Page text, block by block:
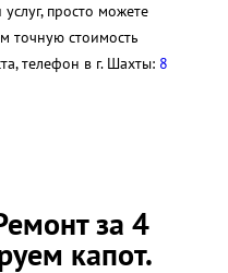
просто можете
точную стоимость
телефон в г. Шахты: 8
за 4
капот.